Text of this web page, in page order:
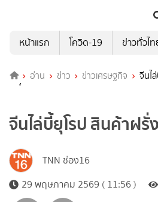
หน้าแรก
โควิด-19 ข่าวทั่วไท
อ่าน ข่าว ข่าวเศรษฐกิจ
จีนไ
เหนื่อย
จีนไล่บี้ยุโรป สินค้าฝรั่
TNN ช่อง16
29 พฤษภาคม 2569 ( 11:56 )